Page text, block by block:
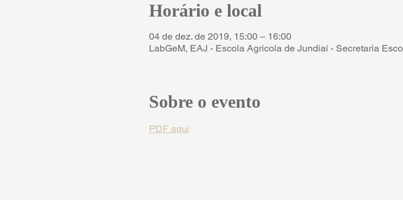
Horário e local
04 de dez. de 2019, 15:00 – 16:00
LabGeM, EAJ - Escola Agricola de Jundiaí - Secretaria
Sobre o evento
PDF aqui